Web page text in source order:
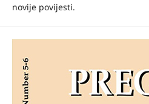
novije povijesti.